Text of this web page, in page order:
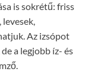
is sokrétű: friss
Az izsópot
a legjobb íz- és